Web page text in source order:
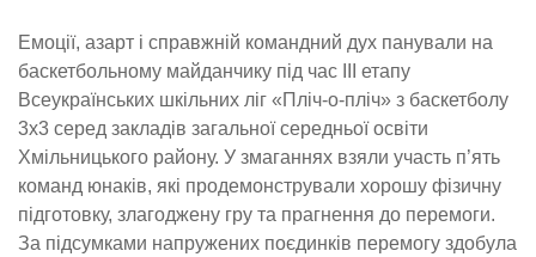
Емоції, азарт і справжній командний дух панували на
баскетбольному майданчику під час ІІІ етапу
Всеукраїнських шкільних ліг «Пліч-о-пліч» з баскетболу
3х3 серед закладів загальної середньої освіти
Хмільницького району. У змаганнях взяли участь п’ять
команд юнаків, які продемонстрували хорошу фізичну
підготовку, злагоджену гру та прагнення до перемоги.
За підсумками напружених поєдинків перемогу здобула